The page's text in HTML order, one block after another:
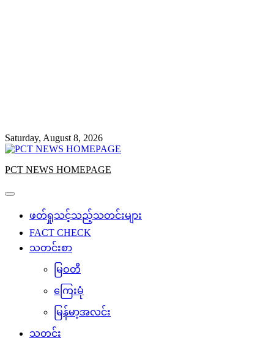
Saturday, August 8, 2026
PCT NEWS HOMEPAGE
ဖတ်ရှုသင့်သည့်သတင်းများ
FACT CHECK
သတင်းစာ
မြဝတီ
ကြေးမုံ
မြန်မာ့အလင်း
သတင်း